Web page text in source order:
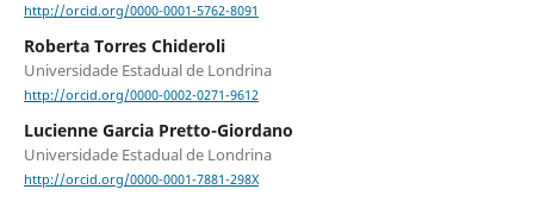
http://orcid.org/0000-0001-5762-8091
Roberta Torres Chideroli
Universidade Estadual de Londrina
http://orcid.org/0000-0002-0271-9612
Lucienne Garcia Pretto-Giordano
Universidade Estadual de Londrina
http://orcid.org/0000-0001-7881-298X